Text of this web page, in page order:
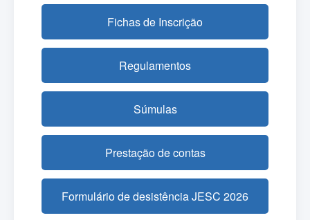
Fichas de Inscrição
Regulamentos
Súmulas
Prestação de contas
Formulário de desistência JESC 2026